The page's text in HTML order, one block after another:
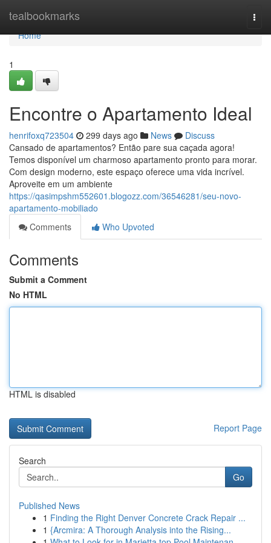
tealbookmarks
Home
Home
1
Encontre o Apartamento Ideal
henrifoxq723504 299 days ago News
Discuss
Cansado de apartamentos? Então pare sua caçada agora!
Temos disponível um charmoso apartamento pronto para morar.
Com design moderno, este espaço oferece uma vida incrível.
Aproveite em um ambiente
https://qasimpshm552601.blogozz.com/36546281/seu-novo-
apartamento-mobiliado
Comments
Who Upvoted
Comments
Submit a Comment
No HTML
HTML is disabled
Report Page
Search
Go
Published News
1 Finding the Right Denver Concrete Crack Repair ...
1 {Arcmira: A Thorough Analysis into the Rising...